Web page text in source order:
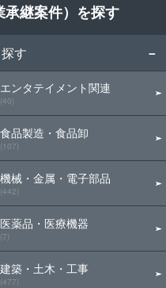
継案件）を探す
す
エンタテイメント関連
(40)
食品製造・食品卸
(107)
機械・金属・電子部品
(442)
医薬品・医療機器
(7)
建築・土木・工事
(477)